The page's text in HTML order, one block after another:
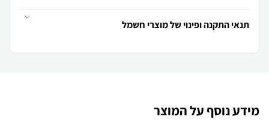
תנאי התקנה ופינוי של מוצרי חשמל
מידע נוסף על המוצר